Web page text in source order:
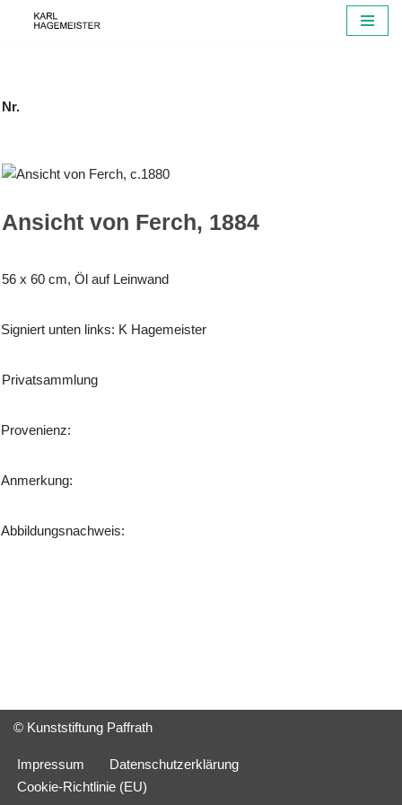
Nr.
Ansicht von Ferch, 1884
56 x 60 cm, Öl auf Leinwand
Signiert unten links: K Hagemeister
Privatsammlung
Provenienz:
Anmerkung:
Abbildungsnachweis:
© Kunststiftung Paffrath
Impressum
Datenschutzerklärung
Cookie-Richtlinie (EU)